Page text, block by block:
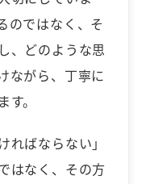
のではなく、そ
、どのような思
ながら、丁寧に
。
ばならない」
はなく、その方